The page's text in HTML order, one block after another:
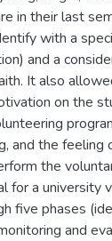
in their last
with a
and a
It also
on the
and the
the
for a university
five phases
and